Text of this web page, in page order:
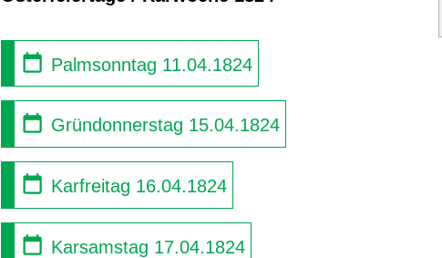
Palmsonntag 11.04.1824
Gründonnerstag 15.04.1824
Karfreitag 16.04.1824
Karsamstag 17.04.1824